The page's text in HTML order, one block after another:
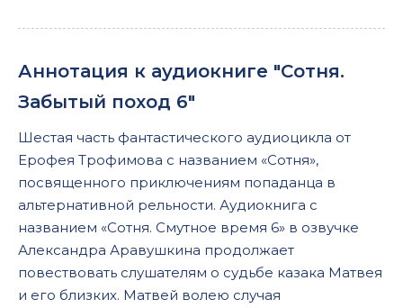
Аннотация к аудиокниге "Сотня.
Забытый поход 6"
Шестая часть фантастического аудиоцикла от
Ерофея Трофимова с названием «Сотня»,
посвященного приключениям попаданца в
альтернативной рельности. Аудиокнига с
названием «Сотня. Смутное время 6» в озвучке
Александра Аравушкина продолжает
повествовать слушателям о судьбе казака Матвея
и его близких. Матвей волею случая